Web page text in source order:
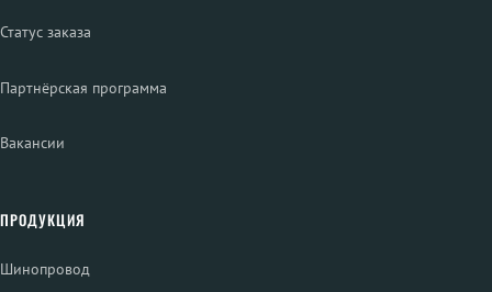
Статус заказа
Партнёрская программа
Вакансии
ПРОДУКЦИЯ
Шинопровод